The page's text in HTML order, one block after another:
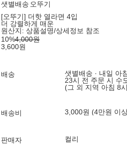
샛별배송 오뚜기
[오뚜기] 더핫 열라면 4입
더 강렬하게 매운
원산지: 상품설명/상세정보 참조
10%4,000원
3,600원
배송
샛별배송 · 내일 아
23시 전 주문 시 수
(그 외 지역 아침 8
배송비 3,000원 (4만원 이
판매자 컬리